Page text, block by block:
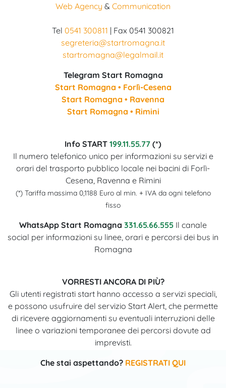
Web Agency & Communication
Tel 0541 300811 | Fax 0541 300821
segreteria@startromagna.it
startromagna@legalmail.it
Telegram Start Romagna
Start Romagna • Forlì-Cesena
Start Romagna • Ravenna
Start Romagna • Rimini
Info START 199.11.55.77 (*)
Il numero telefonico unico per informazioni su servizi e
orari del trasporto pubblico locale nei bacini di Forlì-
Cesena, Ravenna e Rimini
(*) Tariffa massima 0,1188 Euro al min. + IVA da ogni telefono
fisso
WhatsApp Start Romagna 331.65.66.555 Il canale
social per informazioni su linee, orari e percorsi dei bus in
Romagna
VORRESTI ANCORA DI PIÙ?
Gli utenti registrati start hanno accesso a servizi speciali,
e possono usufruire del servizio Start Alert, che permette
di ricevere aggiornamenti su eventuali interruzioni delle
linee o variazioni temporanee dei percorsi dovute ad
imprevisti.
Che stai aspettando? REGISTRATI QUI